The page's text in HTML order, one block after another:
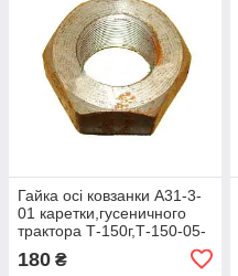
Гайка осі ковзанки А31-3-
01 каретки,гусеничного
трактора Т-150г,Т-150-05-
180 ₴